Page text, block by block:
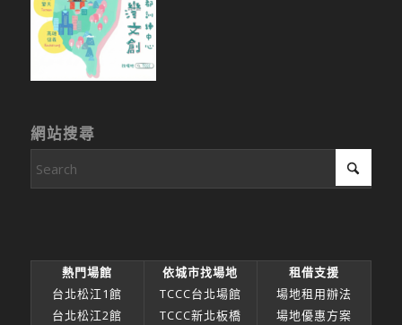
網站搜尋
熱門場館
台北松江1館
台北松江2館
依城市找場地
TCCC台北場館
TCCC新北板橋
租借支援
場地租用辦法
場地優惠方案